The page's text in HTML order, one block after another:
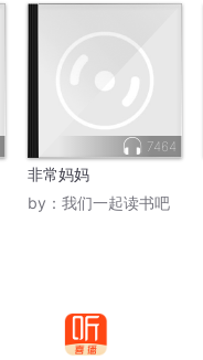
7464
非常妈妈
by： 我们一起读书吧